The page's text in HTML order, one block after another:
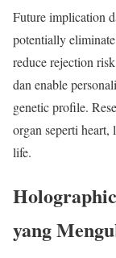
Future implication
potentially
reduce rejection
dan enable
genetic profile.
organ seperti
life.
yang